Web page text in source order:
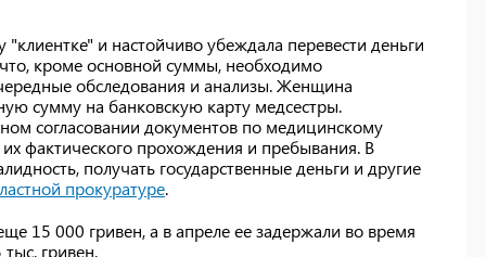
и настойчиво убеждала перевести деньги
кроме основной суммы, необходимо
обследования и анализы. Женщина
сумму на банковскую карту медсестры.
согласовании документов по медицинскому
фактического прохождения и пребывания. В
получать государственные деньги и другие
прокуратуре.
15 000 гривен, а в апреле ее задержали во время
гривен.